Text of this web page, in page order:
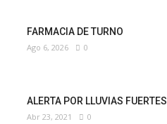
FARMACIA DE TURNO
Ago 6, 2026 0
ALERTA POR LLUVIAS FUERTES
Abr 23, 2021 0